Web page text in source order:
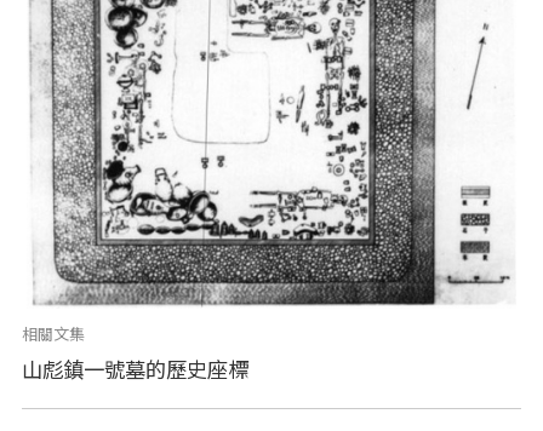
相關文集
山彪鎮一號墓的歷史座標